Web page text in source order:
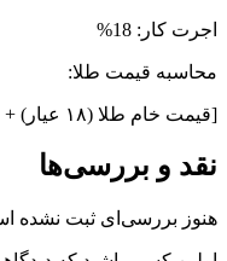
اجرت کار: 18%
محاسبه قیمت طلا:
[قیمت خام طلا (۱۸ عیار) + اجرت کار + ۷٪ سود + ۲/۵ ٪ مالیات]
نقد و بررسی‌ها
هنوز بررسی‌ای ثبت نشده